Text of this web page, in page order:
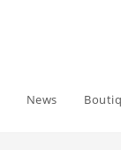
News